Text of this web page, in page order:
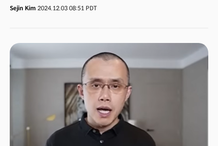
보여줬다는 평가다. 이번 사태에서 국내 사건사고 발생 시 가격이 오르는
달러와 달리 암호화폐 가격은 매도세가 이어지면서 위험자산 역할을 했다는
8800만원대에 거래됐다. 11시 기준 비트코인은 전날보다 8% 떨어진
1억3000만원대에 거래되고 있다. 비트코인은 글로벌 시장에서는 가격
변화가 크게 나타나지 않았다. 이에 순간적으로 국내와 해외의 가격 차이가
30% 이상 벌어지기도 했다. 국내 암호화폐 거래소인 업비트는 한때 접속
오류가 발생한 것으로 알려진다. 국내 투자자들이 선호하는 코인인 리플이
발행한 리플코인(XRP) 가격도 계엄령 선포 이후 하락했다. XRP의 가격은 그
후 업비트에서 2.37달러(약 3400원)으로 회복됐지만, 거래소에서는
1.13달러(약 1623원)까지 떨어졌다. 가치가 갑자기 52%가량 하락한 것.
코인게코 데이터에 따르면, 한국 대통령이 계엄령을 발표하자 업비트의
거래량이 지난 하루 동안 32% 급증한 230억달러에 달했다. 거래량의 거의
3분의 1 이상인 약 65억달러 상당은 XRP 거래였다. 또 다른 국내 암호화폐
Sejin Kim 2024.12.03 08:51 PDT